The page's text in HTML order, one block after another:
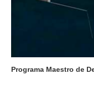
Programa Maestro de